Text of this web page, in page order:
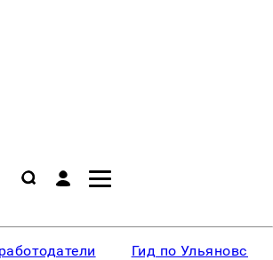
Гид по Ульяновску